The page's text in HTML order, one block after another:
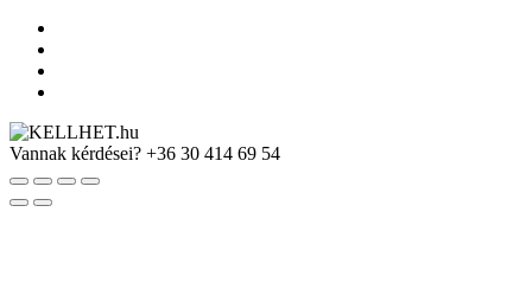
Vannak kérdései? +36 30 414 69 54